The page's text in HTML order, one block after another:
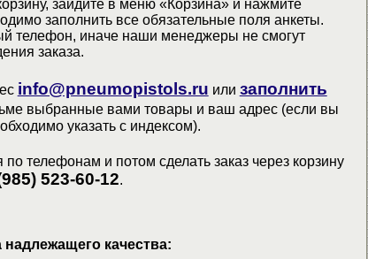
зайдите в меню «Корзина» и нажмите
заполнить все обязательные поля анкеты.
телефон, иначе наши менеджеры не смогут
заказа.
info@pneumopistols.ru или заполнить
выбранные вами товары и ваш адрес (если вы
указать с индексом).
телефонам и потом сделать заказ через корзину
523-60-12.
качества: